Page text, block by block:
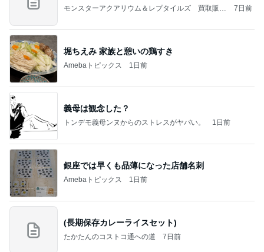
モンスターアクアリウム＆レプタイルズ 買取販売
7日前
堀ちえみ 家族と憩いの鶏すき
Amebaトピックス 1日前
義母は観念した？
トンデモ義母ンヌからのストレスがヤバい。 1日前
銀座では早くも品薄になった店舗名刺
Amebaトピックス 1日前
(長期保存カレーライスセット)
たかたんのコストコ通への道 7日前